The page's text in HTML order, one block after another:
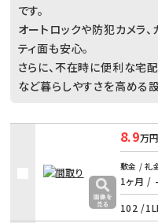
です。
オートロックや防犯カメラ
ティ面も安心。
さらに、不在時に便利な宅
など暮らしやすさを高める
8.9万円
敷金 / 礼
1ヶ月 / -
102 /